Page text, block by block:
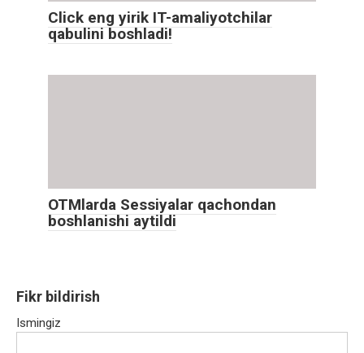
Click eng yirik IT-amaliyotchilar
qabulini boshladi!
OTMlarda Sessiyalar qachondan
boshlanishi aytildi
Fikr bildirish
Ismingiz